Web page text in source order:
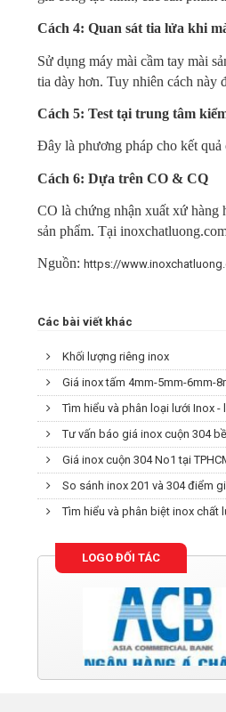
Cách 4: Quan sát tia lửa khi
Sử dụng máy mài cầm tay mài
tia dày hơn. Tuy nhiên cách này
Cách 5: Test tại trung tâm
Đây là phương pháp cho kết
Cách 6: Dựa trên CO & CQ
CO là chứng nhận xuất xứ hàng
sản phẩm. Tại
Nguồn: https://
Các bài viết khác
Khối lượng riêng inox
Giá inox tấm 4mm-5mm-6mm-
Tìm hiểu và phân loại lưới Inox -
Tư vấn báo giá inox cuộn 304
Giá inox cuộn 304 No1 tại
So sánh inox 201 và 304 điểm
Tìm hiểu và phân biệt inox chất
LOGO ĐỐI TÁC